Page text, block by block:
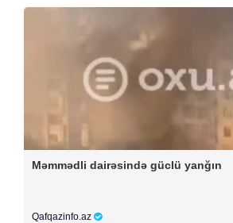
Məmmədli dairəsində güclü yanğın
Qafqazinfo.az